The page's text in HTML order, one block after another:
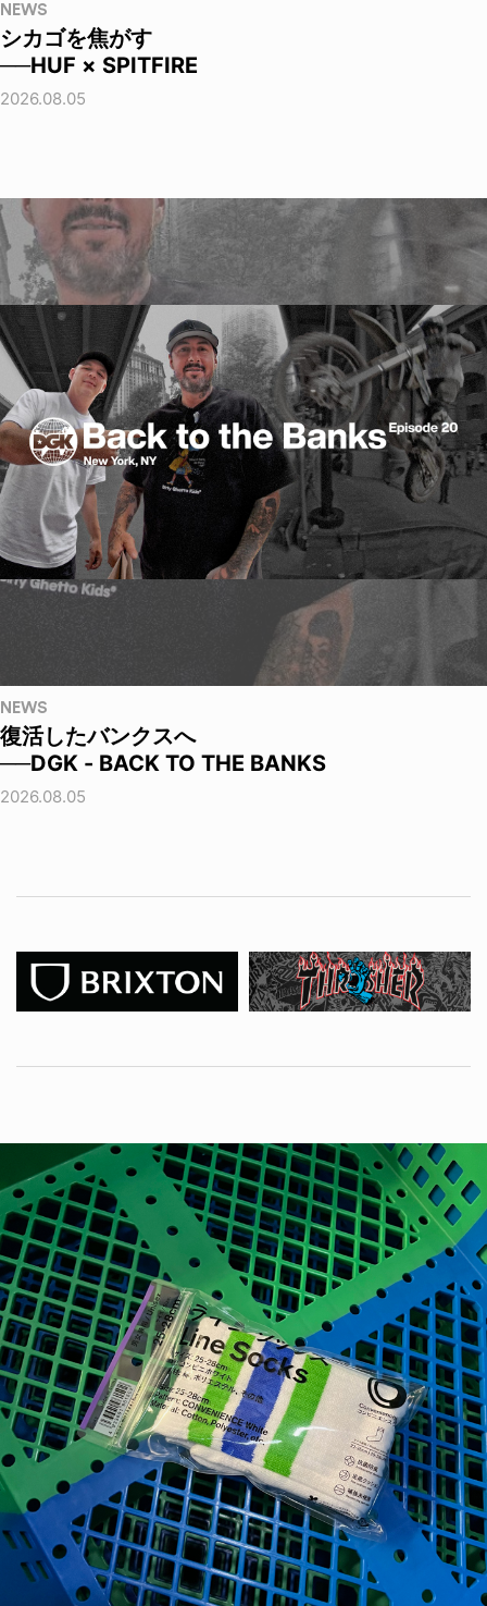
NEWS
シカゴを焦がす
──HUF × SPITFIRE
2026.08.05
NEWS
復活したバンクスへ
──DGK - BACK TO THE BANKS
2026.08.05